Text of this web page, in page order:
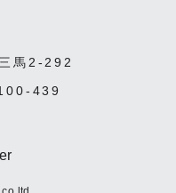
馬2-292
439